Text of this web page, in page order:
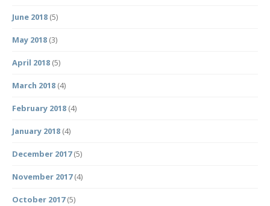
June 2018 (5)
May 2018 (3)
April 2018 (5)
March 2018 (4)
February 2018 (4)
January 2018 (4)
December 2017(5)
November 2017(4)
October 2017(5)